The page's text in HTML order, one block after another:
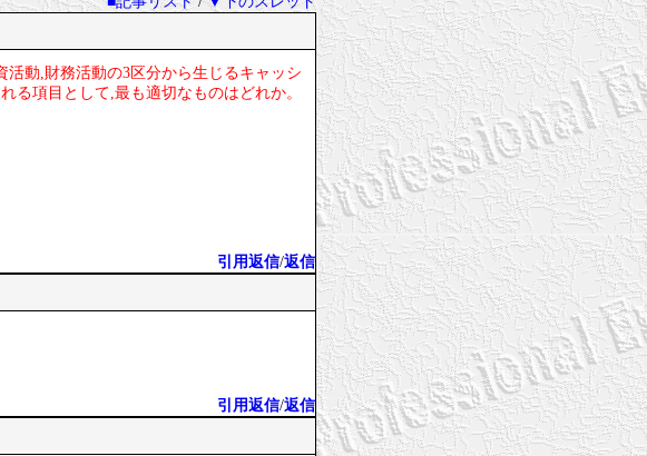
動,財務活動の3区分から生じるキャッシ
る項目として,最も適切なものはどれか。
引用返信/返信
引用返信/返信